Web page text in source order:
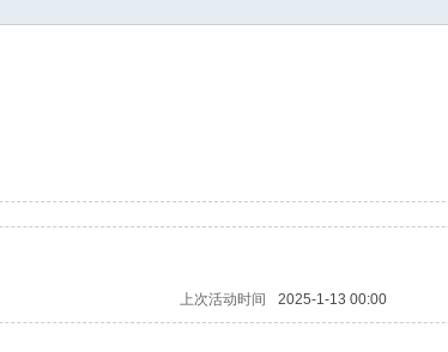
上次活动时间 2025-1-13 00:00